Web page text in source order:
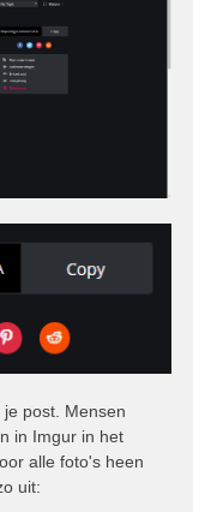
post. Mensen
in Imgur in het
alle foto's heen
uit: